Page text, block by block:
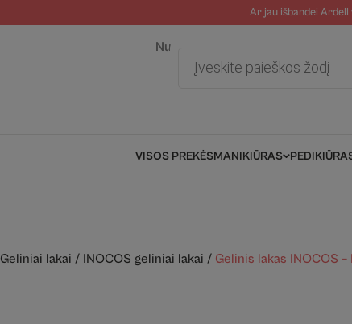
Ar jau išbandei Ardell
Nuotolinė pagalba
search
VISOS PREKĖSMANIKIŪRAS
Geliniai lakai / INOCOS geliniai lakai / Gelinis lakas INOCOS –